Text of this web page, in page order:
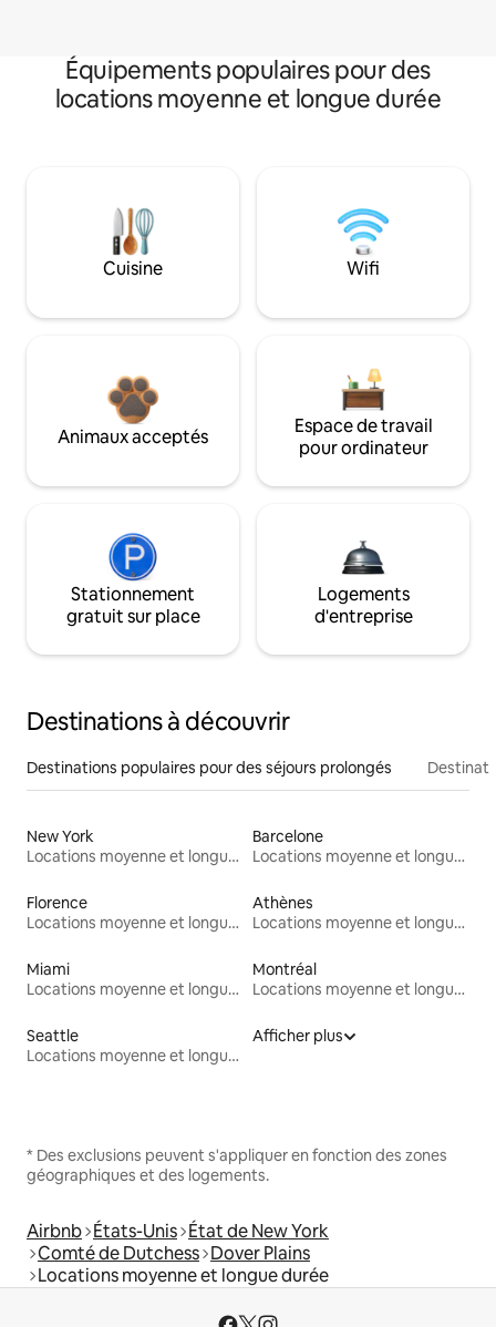
Équipements populaires pour des
locations moyenne et longue durée
Cuisine Wifi
Animaux acceptés
Espace de travail
pour ordinateur
Stationnement
gratuit sur place
Logements
d'entreprise
Destinations à découvrir
Destinations populaires pour des séjours prolongés
New York
Locations moyenne et longue durée
Barcelone
Locations moyenne et longue durée
Florence
Locations moyenne et longue durée
Athènes
Locations moyenne et longue durée
Miami
Locations moyenne et longue durée
Montréal
Locations moyenne et longue durée
Seattle
Locations moyenne et longue durée
Afficher plus
* Des exclusions peuvent s'appliquer en fonction des zones
géographiques et des logements.
Airbnb États-Unis État de New York
Comté de Dutchess Dover Plains
Locations moyenne et longue durée